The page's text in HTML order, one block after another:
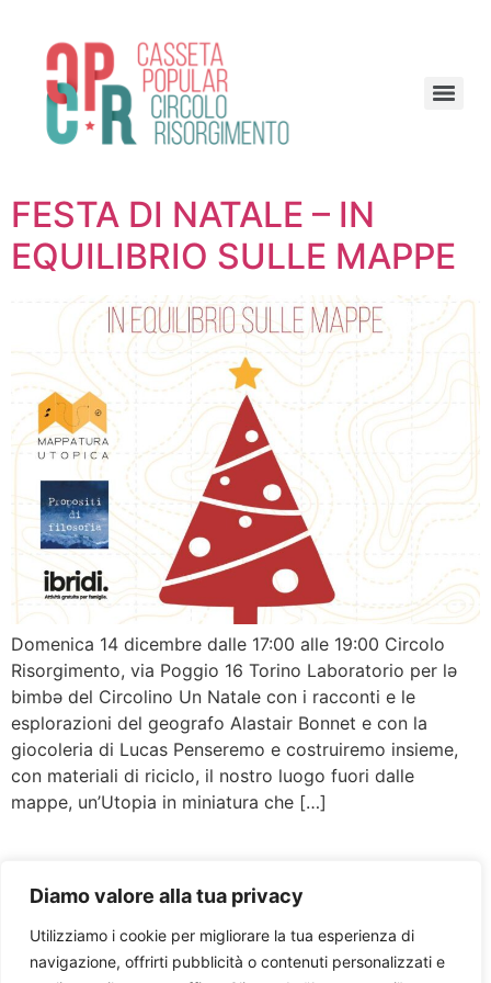
Diamo valore alla tua privacy
Utilizziamo i cookie per migliorare la tua esperienza di
navigazione, offrirti pubblicità o contenuti personalizzati e
FESTA DI NATALE – IN
EQUILIBRIO SULLE MAPPE
Domenica 14 dicembre dalle 17:00 alle 19:00 Circolo
Risorgimento, via Poggio 16 Torino Laboratorio per lə
bimbə del Circolino Un Natale con i racconti e le
esplorazioni del geografo Alastair Bonnet e con la
giocoleria di Lucas Penseremo e costruiremo insieme,
con materiali di riciclo, il nostro luogo fuori dalle
mappe, un’Utopia in miniatura che […]